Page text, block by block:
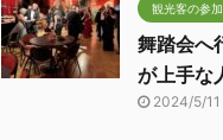
観光客の参加
舞踏会へ
が上手な
2024/5/11